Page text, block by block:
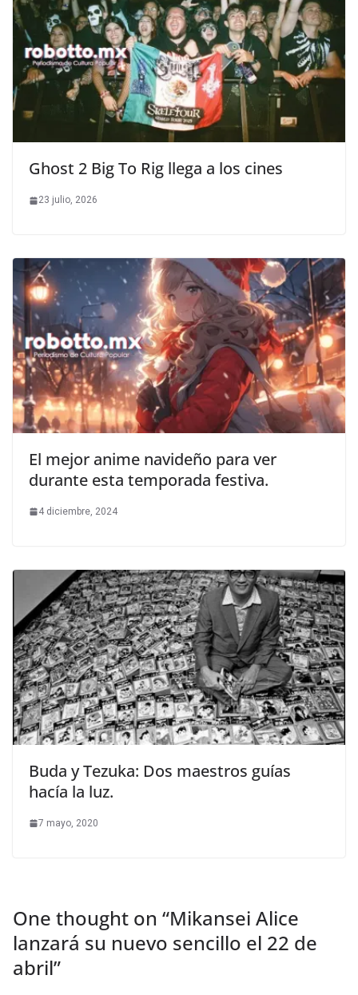
Ghost 2 Big To Rig llega a los cines
23 julio, 2026
El mejor anime navideño para ver
durante esta temporada festiva.
4 diciembre, 2024
Buda y Tezuka: Dos maestros guías
hacía la luz.
7 mayo, 2020
One thought on “Mikansei Alice
lanzará su nuevo sencillo el 22 de
abril”